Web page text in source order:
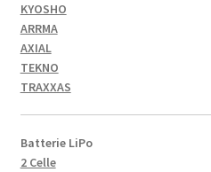
KYOSHO
ARRMA
AXIAL
TEKNO
TRAXXAS
Batterie LiPo
2 Celle